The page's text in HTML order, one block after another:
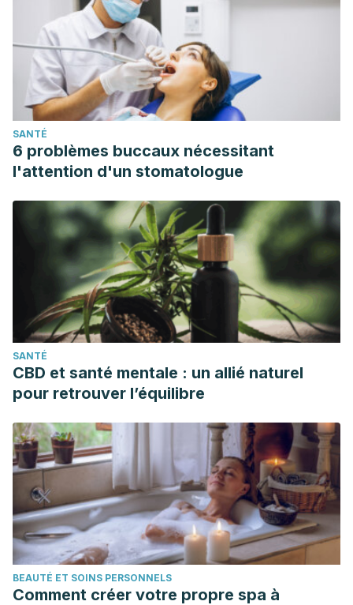
contribuir a la seguridad alimentaria mundial. Oficina
Regional para América Latina y el Caribe. FAO. Julio 2011.
Quesada D, Gómez G. ¿Proteínas de origen animal o de
origen vegetal?: una mirada a su impacto sobre la salud y
el medio ambiente.Revista de Nutrición Clínica y
Metabolismo. 2019. 2 (1). 79-86.
Ros E. Health benefits of nut consumption.
Pedersen A, Kondrup J, Borsheim E. Health effects of
protein intake in healthy adults: a systematic literature
review.Food and Nutrition Research
. Julio 2013. 57: 10.
3402/fnr.v57i0.21245.
SANTÉ
6 problèmes buccaux nécessitant
l'attention d'un stomatologue
SANTÉ
CBD et santé mentale : un allié naturel
pour retrouver l’équilibre
BEAUTÉ ET SOINS PERSONNELS
Comment créer votre propre spa à